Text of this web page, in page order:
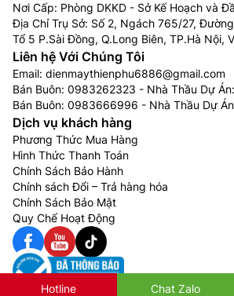
Nơi Cấp: Phòng DKKD - Sở Kế Hoạch và
Địa Chỉ Trụ Sở: Số 2, Ngách 765/27,
Tổ 5 P.Sài Đồng, Q.Long Biên, TP.Hà Nội,
Liên hệ Với Chúng Tôi
Email: dienmaythienphu6886@gmail.com
Bán Buôn: 0983262323 - Nhà Thầu Dự Án:
Bán Buôn: 0983666996 - Nhà Thầu Dự
Dịch vụ khách hàng
Phương Thức Mua Hàng
Hình Thức Thanh Toán
Chính Sách Bảo Hành
Chính sách Đổi – Trả hàng hóa
Chính Sách Bảo Mật
Quy Chế Hoạt Động
Hotline Chat Zalo